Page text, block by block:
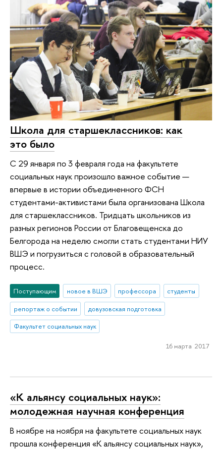
Школа для старшеклассников: как
это было
С 29 января по 3 февраля года на факультете
социальных наук произошло важное событие —
впервые в истории объединенного ФСН
студентами-активистами была организована Школа
для старшеклассников. Тридцать школьников из
разных регионов России от Благовещенска до
Белгорода на неделю смогли стать студентами НИУ
ВШЭ и погрузиться с головой в образовательный
процесс.
Поступающим новое в ВШЭ профессора
студенты
репортаж о событии
довузовская подготовка
Факультет социальных наук
16 марта 2017
«К альянсу социальных наук»:
молодежная научная конференция
В ноябре на ноября на факультете социальных наук
прошла конференция «К альянсу социальных наук»,